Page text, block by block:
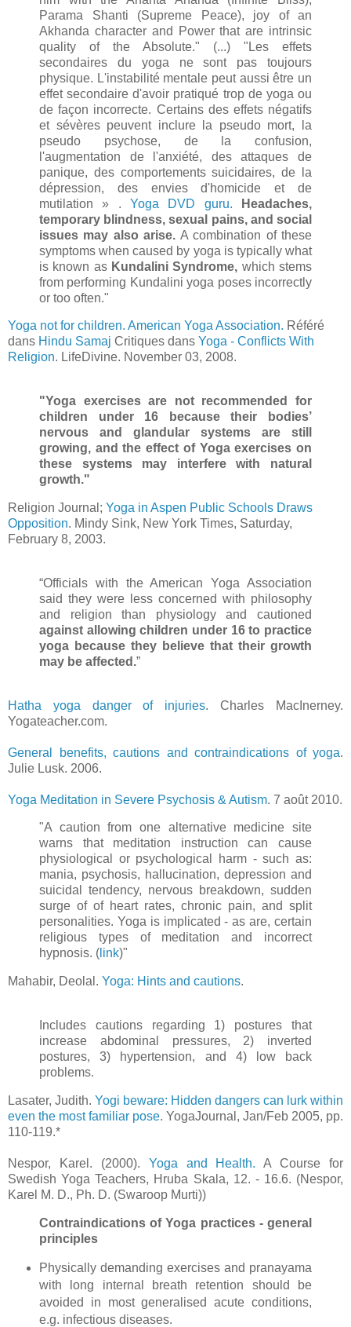
Parama Shanti (Supreme Peace), joy of an
Akhanda character and Power that are intrinsic
quality of the Absolute." (...) "Les effets
secondaires du yoga ne sont pas toujours
physique. L'instabilité mentale peut aussi être un
effet secondaire d'avoir pratiqué trop de yoga ou
de façon incorrecte. Certains des effets négatifs
et sévères peuvent inclure la pseudo mort, la
pseudo psychose, de la confusion,
l'augmentation de l'anxiété, des attaques de
panique, des comportements suicidaires, de la
dépression, des envies d'homicide et de
mutilation » . Yoga DVD guru.
Headaches,
temporary blindness, sexual pains, and social
issues may also arise.A combination of these
symptoms when caused by yoga is typically what
is known asKundalini Syndrome, which stems
from performing Kundalini yoga poses incorrectly
or too often."
Yoga not for children. American Yoga Association. Référé
dans Hindu Samaj Critiques dans Yoga - Conflicts With
Religion. LifeDivine. November 03, 2008.
"Yoga exercises are not recommended for
children under 16 because their bodies’
nervous and glandular systems are still
growing, and the effect of Yoga exercises on
these systems may interfere with natural
growth."
Religion Journal; Yoga in Aspen Public Schools Draws
Opposition. Mindy Sink, New York Times, Saturday,
February 8, 2003.
“Officials with the American Yoga Association
said they were less concerned with philosophy
and religion than physiology and cautioned
against allowing children under 16 to practice
yoga because they believe that their growth
may be affected.”
Hatha yoga danger of injuries. Charles MacInerney.
Yogateacher.com.
General benefits, cautions and contraindications of yoga.
Julie Lusk. 2006.
Yoga Meditation in Severe Psychosis & Autism. 7 août 2010.
"A caution from one alternative medicine site
warns that meditation instruction can cause
physiological or psychological harm - such as:
mania, psychosis, hallucination, depression and
suicidal tendency, nervous breakdown, sudden
surge of of heart rates, chronic pain, and split
personalities. Yoga is implicated - as are, certain
religious types of meditation and incorrect
hypnosis. ( link)"
Mahabir, Deolal. Yoga: Hints and cautions.
Includes cautions regarding 1) postures that
increase abdominal pressures, 2) inverted
postures, 3) hypertension, and 4) low back
problems.
Lasater, Judith. Yogi beware: Hidden dangers can lurk within
even the most familiar pose. YogaJournal, Jan/Feb 2005, pp.
110-119.*
Nespor, Karel. (2000). Yoga and Health. A Course for
Swedish Yoga Teachers, Hruba Skala, 12. - 16.6. (Nespor,
Karel M. D., Ph. D. (Swaroop Murti))
Contraindications of Yoga practices - general
principles
Physically demanding exercises and pranayama
with long internal breath retention should be
avoided in most generalised acute conditions,
e.g. infectious diseases.